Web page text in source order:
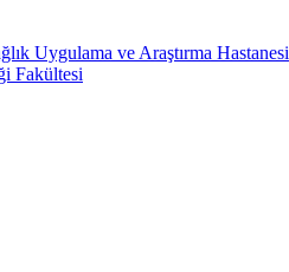
Uygulama ve Araştırma Hastanesi
Fakültesi